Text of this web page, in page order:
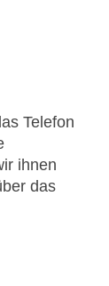
Telefon
ihnen
das